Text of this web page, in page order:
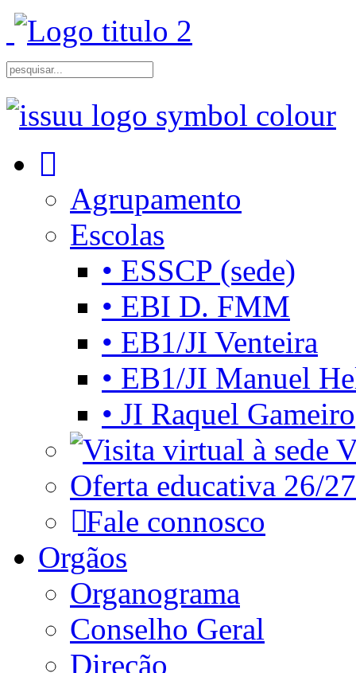
Agrupamento
Escolas
• ESSCP (sede)
• EBI D. FMM
• EB1/JI Venteira
• EB1/JI Manuel
• JI Raquel Gameiro
Oferta educativa 26/27
Fale connosco
Orgãos
Organograma
Conselho Geral
Direção